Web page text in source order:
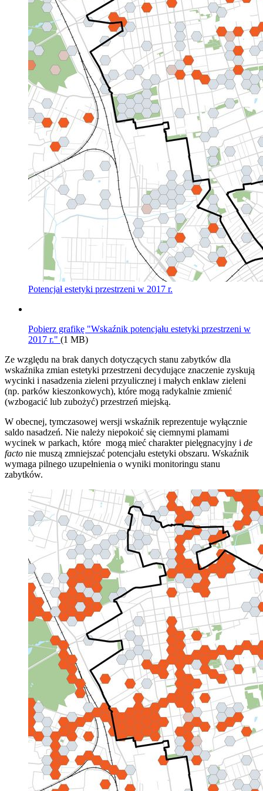
Potencjał estetyki przestrzeni w 2017 r.
Pobierz grafikę "Wskaźnik potencjału estetyki przestrzeni w
2017 r." (1 MB)
Ze względu na brak danych dotyczących stanu zabytków dla
wskaźnika zmian estetyki przestrzeni decydujące znaczenie zyskują
wycinki i nasadzenia zieleni przyulicznej i małych enklaw zieleni
(np. parków kieszonkowych), które mogą radykalnie zmienić
(wzbogacić lub zubożyć) przestrzeń miejską.
W obecnej, tymczasowej wersji wskaźnik reprezentuje wyłącznie
saldo nasadzeń. Nie należy niepokoić się ciemnymi plamami
wycinek w parkach, które mogą mieć charakter pielęgnacyjny i de
facto nie muszą zmniejszać potencjału estetyki obszaru. Wskaźnik
wymaga pilnego uzupełnienia o wyniki monitoringu stanu
zabytków.